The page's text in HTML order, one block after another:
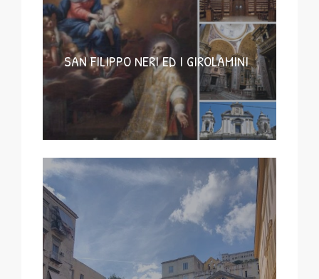
SAN FILIPPO NERI ED I GIROLAMINI